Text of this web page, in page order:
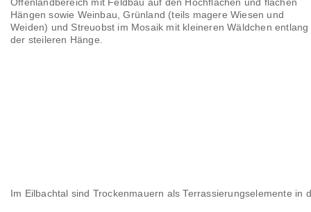
Offenlandbereich mit Feldbau auf den Hochflächen und flachen
Hängen sowie Weinbau, Grünland (teils magere Wiesen und
Weiden) und Streuobst im Mosaik mit kleineren Wäldchen entlang
der steileren Hänge.
Im Eilbachtal sind Trockenmauern als Terrassierungselemente in